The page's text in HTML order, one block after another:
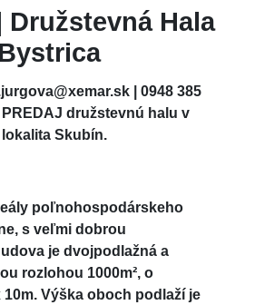
Družstevná Hala
| 0948 385
družstevnú halu v
Skubín.
poľnohospodárskeho
s veľmi dobrou
je dvojpodlažná a
rozlohou 1000m², o
10m. Výška oboch podlaží je